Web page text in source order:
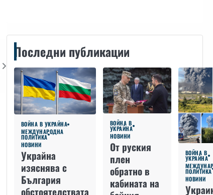
Последни публикации
ВОЙНА В УКРАЙНА
МЕЖДУНАРОДНА
ПОЛИТИКА
НОВИНИ
Украйна
изяснява с
България
обстоятелствата
ВОЙНА В
УКРАЙНА
НОВИНИ
От руския
плен
обратно в
кабината на
ВОЙНА В
УКРАЙНА
ПОЛИТИКА
НОВИНИ